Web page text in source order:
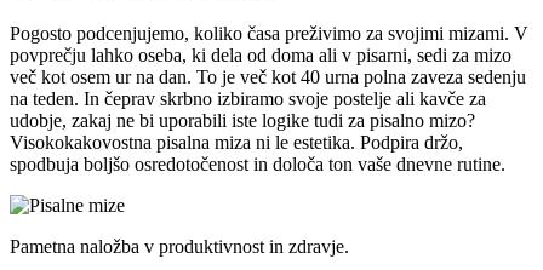
Pogosto podcenjujemo, koliko časa preživimo za svojimi mizami. V
povprečju lahko oseba, ki dela od doma ali v pisarni, sedi za mizo
več kot osem ur na dan. To je več kot 40 urna polna zaveza sedenju
na teden. In čeprav skrbno izbiramo svoje postelje ali kavče za
udobje, zakaj ne bi uporabili iste logike tudi za pisalno mizo?
Visokokakovostna pisalna miza ni le estetika. Podpira držo,
spodbuja boljšo osredotočenost in določa ton vaše dnevne rutine.
Pametna naložba v produktivnost in zdravje.